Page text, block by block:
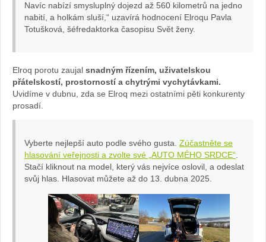
la
a
To
tu
šk
Navíc nabízí smysluplný dojezd až 560 kilometrů na jedno
nabití, a holkám sluší,“ uzavírá hodnocení Elroqu Pavla
Totušková, šéfredaktorka časopisu Svět ženy.
Elroq porotu zaujal snadným řízením, uživatelskou
přátelskostí, prostorností a chytrými vychytávkami.
Uvidíme v dubnu, zda se Elroq mezi ostatními pěti konkurenty
prosadí.
Vyberte nejlepší auto podle svého gusta. Zúčastněte se
hlasování veřejnosti a zvolte své „AUTO MÉHO SRDCE“.
Stačí kliknout na model, který vás nejvíce oslovil, a odeslat
svůj hlas. Hlasovat můžete až do 13. dubna 2025.